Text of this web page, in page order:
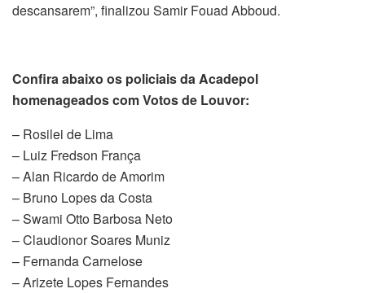
descansarem”, finalizou Samir Fouad Abboud.
Confira abaixo os policiais da Acadepol
homenageados com Votos de Louvor:
– Rosilei de Lima
– Luiz Fredson França
– Alan Ricardo de Amorim
– Bruno Lopes da Costa
– Swami Otto Barbosa Neto
– Claudionor Soares Muniz
– Fernanda Carnelose
– Arizete Lopes Fernandes